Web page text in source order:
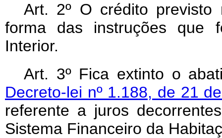
Art. 2º O crédito previsto
forma das instruções que
Interior.
Art. 3º Fica extinto o
Decreto-lei nº 1.188, de 21
referente a juros
Sistema Financeiro da